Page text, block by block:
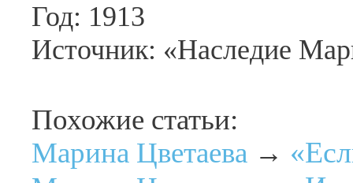
Год: 1913
Источник: «Наследие
Похожие статьи:
Марина Цветаева →